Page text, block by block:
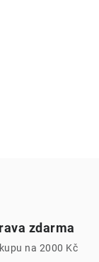
zdarma
na 2000 Kč